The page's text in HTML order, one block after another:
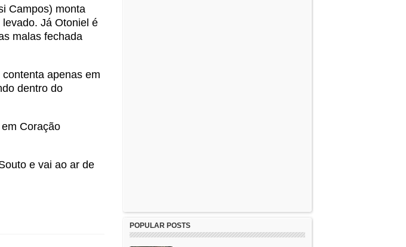
Campos) monta
Já Otoniel é
malas fechada
apenas em
dentro do
Coração
e vai ao ar de
POPULAR POSTS